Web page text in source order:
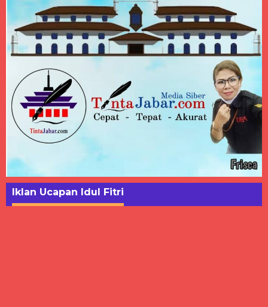
Iklan Ucapan Idul Fitri